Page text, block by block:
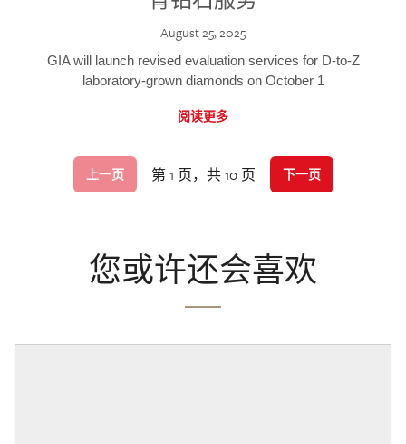
August 25, 2025
GIA will launch revised evaluation services for D-to-Z
laboratory-grown diamonds on October 1
阅读更多
上一页 第 1 页，共 10 页 下一页
您或许还会喜欢